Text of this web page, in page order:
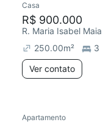
Casa
R$ 900.000
R. Maria Isabel
250.00m² 3
Ver contato
Apartamento